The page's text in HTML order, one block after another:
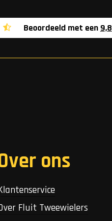
Beoordeeld met een 9,8
ons
Fluit Tweewielers